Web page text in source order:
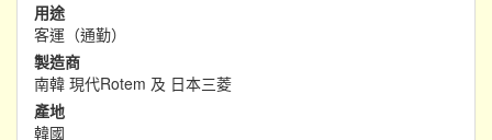
用途
客運（通勤）
製造商
南韓 現代Rotem 及 日本三菱
產地
韓國